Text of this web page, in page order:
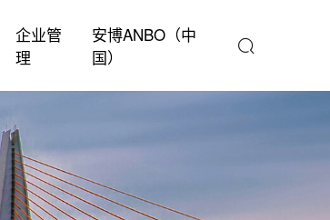
企业管
理
安博ANBO（中
国）